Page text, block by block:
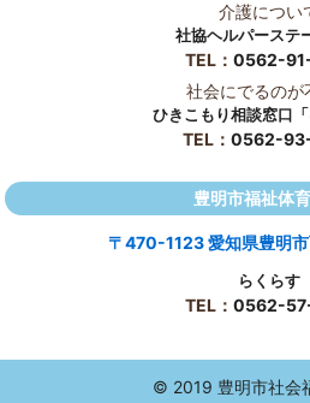
介護につい
社協ヘルパーステ
TEL： 0562-
社会にでるのが
ひきこもり相談窓口「
TEL： 0562-
豊明市福祉体
〒470-1123 愛知県豊明
らくらす
TEL： 0562-
© 2019 豊明市社会